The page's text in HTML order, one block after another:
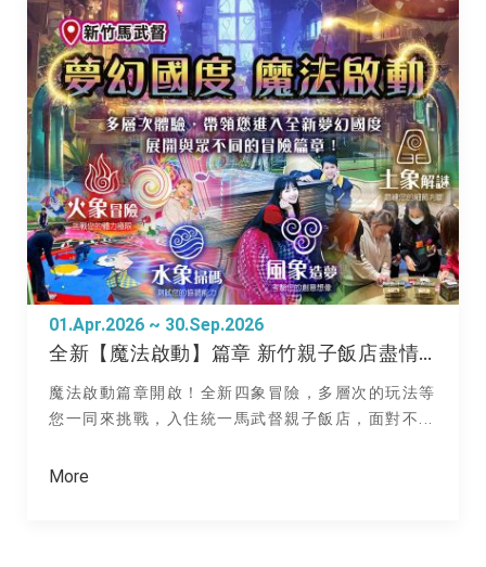
01.Apr.2026 ~ 30.Sep.2026
全新【魔法啟動】篇章 新竹親子飯店盡情嗨玩
魔法啟動篇章開啟！全新四象冒險，多層次的玩法等
您一同來挑戰，入住統一馬武督親子飯店，面對不...
More